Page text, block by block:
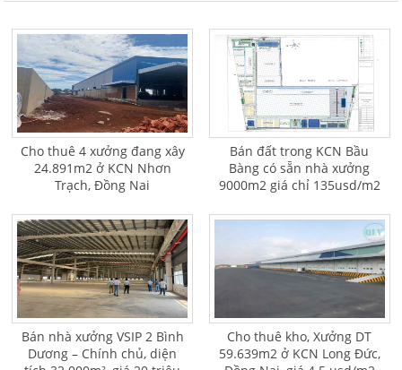
Cho thuê 4 xưởng đang xây
24.891m2 ở KCN Nhơn
Trạch, Đồng Nai
Bán đất trong KCN Bầu
Bàng có sẵn nhà xưởng
9000m2 giá chỉ 135usd/m2
Bán nhà xưởng VSIP 2 Bình
Dương – Chính chủ, diện
Cho thuê kho, Xưởng DT
59.639m2 ở KCN Long Đức,